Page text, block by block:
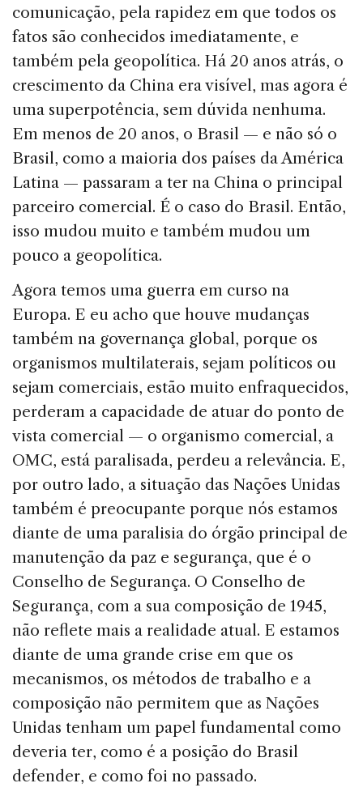
comunicação, pela rapidez em que todos os
fatos são conhecidos imediatamente, e
também pela geopolítica. Há 20 anos atrás, o
crescimento da China era visível, mas agora é
uma superpotência, sem dúvida nenhuma.
Em menos de 20 anos, o Brasil — e não só o
Brasil, como a maioria dos países da América
Latina — passaram a ter na China o principal
parceiro comercial. É o caso do Brasil. Então,
isso mudou muito e também mudou um
pouco a geopolítica.
Agora temos uma guerra em curso na
Europa. E eu acho que houve mudanças
também na governança global, porque os
organismos multilaterais, sejam políticos ou
sejam comerciais, estão muito enfraquecidos,
perderam a capacidade de atuar do ponto de
vista comercial — o organismo comercial, a
OMC, está paralisada, perdeu a relevância. E,
por outro lado, a situação das Nações Unidas
também é preocupante porque nós estamos
diante de uma paralisia do órgão principal de
manutenção da paz e segurança, que é o
Conselho de Segurança. O Conselho de
Segurança, com a sua composição de 1945,
não reflete mais a realidade atual. E estamos
diante de uma grande crise em que os
mecanismos, os métodos de trabalho e a
composição não permitem que as Nações
Unidas tenham um papel fundamental como
deveria ter, como é a posição do Brasil
defender, e como foi no passado.